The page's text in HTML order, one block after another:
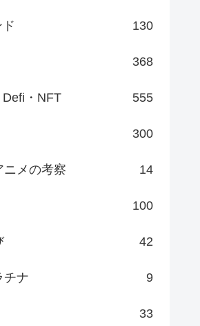
130
368
・NFT 555
300
ニメの考察 14
100
42
チナ 9
33